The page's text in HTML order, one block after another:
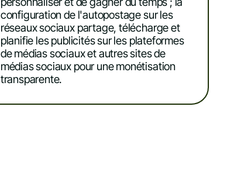
configuration de l'autopostage sur les
réseaux sociaux partage, télécharge et
planifie les publicités sur les plateformes
de médias sociaux et autres sites de
médias sociaux pour une monétisation
transparente.